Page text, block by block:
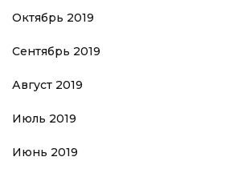
Октябрь 2019
Сентябрь 2019
Август 2019
Июль 2019
Июнь 2019